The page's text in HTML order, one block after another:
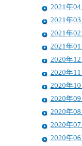
2021年04
2021年03
2021年02
2021年01
2020年12
2020年11
2020年10
2020年09
2020年08
2020年07
2020年06